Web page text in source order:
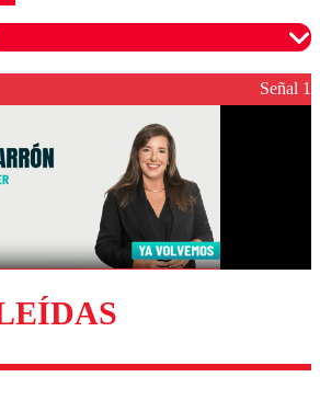
son moderados para garantizar un
diálogo respetuoso.
Enviar comentario
Señal 1